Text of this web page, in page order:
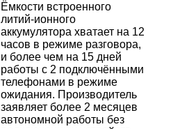
Ёмкости встроенного
литий-ионного
аккумулятора хватает на 12
часов в режиме разговора,
и более чем на 15 дней
работы с 2 подключёнными
телефонами в режиме
ожидания. Производитель
заявляет более 2 месяцев
автономной работы без